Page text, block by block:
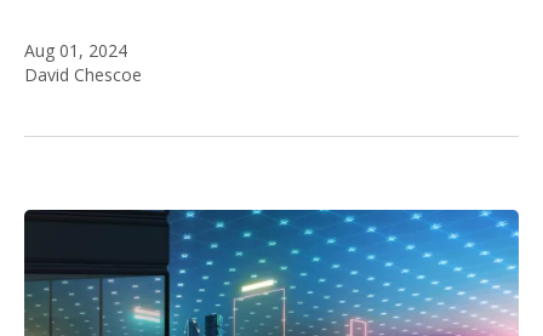
Aug 01, 2024
David Chescoe